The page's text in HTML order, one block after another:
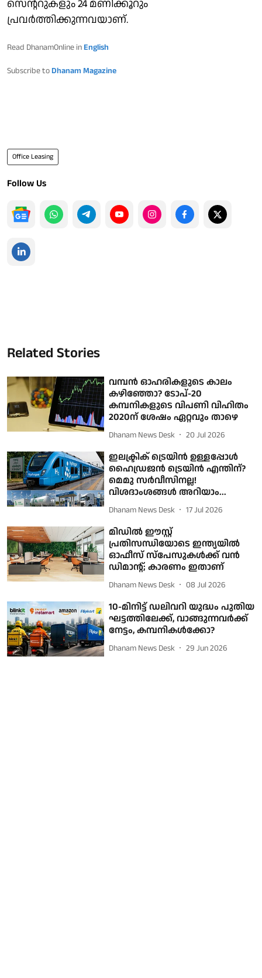
സെന്ററുകളും 24 മണിക്കൂറും
പ്രവര്‍ത്തിക്കുന്നവയാണ്.
Read DhanamOnline in English
Subscribe to Dhanam Magazine
Office Leasing
Follow Us
Related Stories
വമ്പന്‍ ഓഹരികളുടെ കാലം
കഴിഞ്ഞോ? ടോപ്-20
കമ്പനികളുടെ വിപണി വിഹിതം
2020ന് ശേഷം ഏറ്റവും താഴെ
Dhanam News Desk 20 Jul 2026
ഇലക്ട്രിക് ട്രെയിന്‍ ഉള്ളപ്പോള്‍
ഹൈഡ്രജന്‍ ട്രെയിന്‍ എന്തിന്?
മെമു സര്‍വീസിനല്ല!
വിശദാംശങ്ങള്‍ അറിയാം...
Dhanam News Desk 17 Jul 2026
മിഡിൽ ഈസ്റ്റ്
പ്രതിസന്ധിയോടെ ഇന്ത്യയിൽ
ഓഫീസ് സ്പേസുകൾക്ക് വൻ
ഡിമാൻ്റ്; കാരണം ഇതാണ്
Dhanam News Desk 08 Jul 2026
10-മിനിട്ട് ഡലിവറി യുദ്ധം പുതിയ
ഘട്ടത്തിലേക്ക്, വാങ്ങുന്നവര്‍ക്ക്
നേട്ടം, കമ്പനികള്‍ക്കോ?
Dhanam News Desk 29 Jun 2026